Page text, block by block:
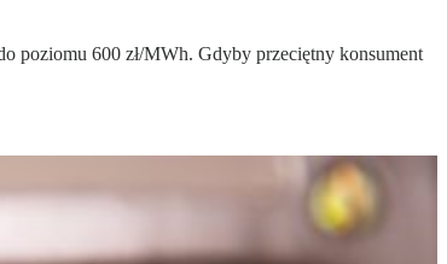
poziomu 600 zł/MWh. Gdyby przeciętny konsument